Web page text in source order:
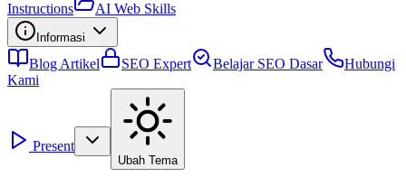
Instructions
AI Web Skills
Informasi
Blog Artikel SEO Expert Belajar SEO Dasar
Hubungi
Kami
Present
Ubah Tema